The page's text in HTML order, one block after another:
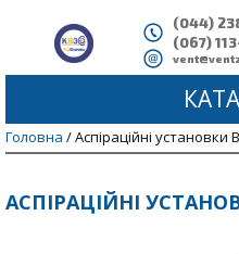
(044)
(067)
ve
Головна / Аспіраційні установки
АСПІРАЦІЙНІ